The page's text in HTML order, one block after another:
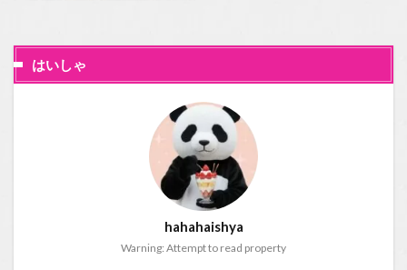
はいしゃ
hahahaishya
Warning: Attempt to read property